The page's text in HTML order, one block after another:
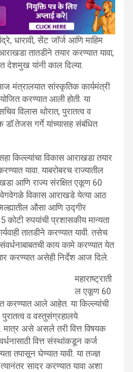
धारावी, सेंट जॉर्ज आणि माहिम
तातडीने तयार करण्यात यावा,
देशमुख यांनी काल दिल्या.
मंत्रालयात सांस्कृतिक कार्यमंत्री
करण्यात आली होती. या
विलास थोरात, पुरातत्व व
गर्गे यांच्यासह संबंधित
किल्ल्यांचा विकास आराखडा तयार
यावा. याबरोबरच राज्यातील
आणि राज्य संरक्षित एकूण 60
वेगवेगळे विकास आराखडे येत्या आठ
औसा आणि उद्गीर
कोटी रुपयांची प्रशासकीय मान्यता
तातडीने करण्यात यावी. तसेच
काय कामे करण्यात येत
करण्यात असेही निर्देश आज दिले.
महाराष्ट्राती
ल एकूण 60
करण्यात आले आहेत. या किल्ल्यांची
व वस्तुसंग्रहालये
असे असले तरी वित्त विषयक
वित्त संस्थांकडून कर्ज
तपासून घेण्यात यावी. या तज्ज्ञ
सादर करण्यात यावा अशा